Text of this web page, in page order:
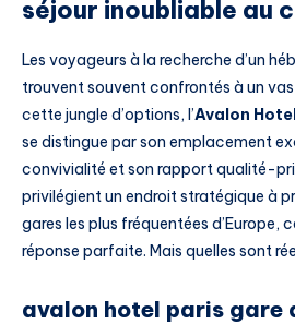
séjour inoubliable au
Les voyageurs à la recherche d’un
trouvent souvent confrontés à un
cette jungle d’options, l’Avalon
se distingue par son emplacement
convivialité et son rapport qualité-
privilégient un endroit stratégique à
gares les plus fréquentées d’Europe,
réponse parfaite. Mais quelles sont
avalon hotel paris gare